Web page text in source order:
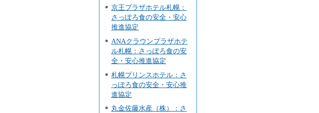
京王プラザホテル札幌：
さっぽろ食の安全・安心
推進協定
ANAクラウンプラザホテ
ル札幌：さっぽろ食の安
全・安心推進協定
札幌プリンスホテル：さ
っぽろ食の安全・安心推
進協定
丸金佐藤水産（株）：さ